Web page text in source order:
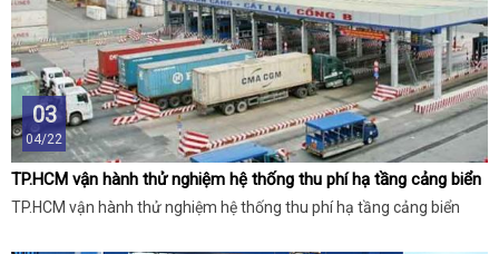
03
04/22
TP.HCM vận hành thử nghiệm hệ thống thu phí hạ tầng cảng biển
TP.HCM vận hành thử nghiệm hệ thống thu phí hạ tầng cảng biển